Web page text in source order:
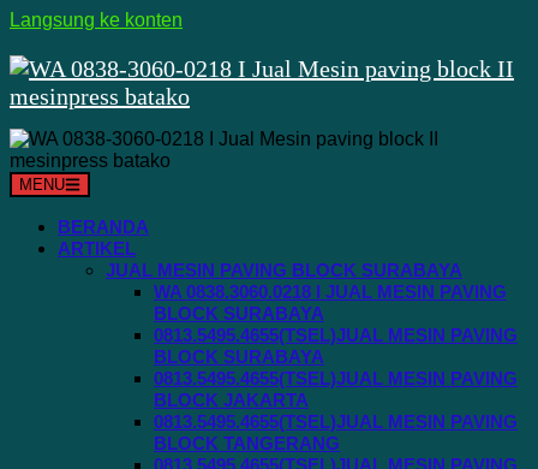
Langsung ke konten
MENU
BERANDA
ARTIKEL
JUAL MESIN PAVING BLOCK SURABAYA
WA 0838.3060.0218 I JUAL MESIN PAVING
BLOCK SURABAYA
0813.5495.4655(TSEL)JUAL MESIN PAVING
BLOCK SURABAYA
0813.5495.4655(TSEL)JUAL MESIN PAVING
BLOCK JAKARTA
0813.5495.4655(TSEL)JUAL MESIN PAVING
BLOCK TANGERANG
0813.5495.4655(TSEL)JUAL MESIN PAVING